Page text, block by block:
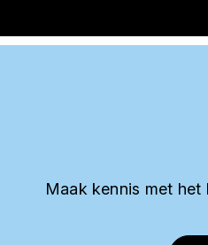
Maak kennis met